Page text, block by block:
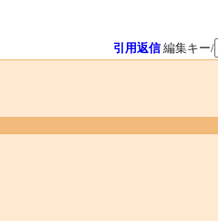
引用返信 編集キー/